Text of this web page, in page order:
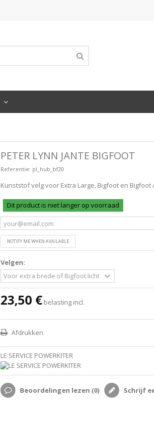
PETER LYNN JANTE BIGFOOT
Referentie: pl_hub_bf20
Kunststof velg voor Extra Large, Bigfoot en Bigfoot
Dit product is niet langer op voorraad
NOTIFY ME WHEN AVAILABLE
Velgen:
23,50 € belasting incl.
Afdrukken
LE SERVICE POWERKITER
Beoordelingen lezen (0) Schrijf